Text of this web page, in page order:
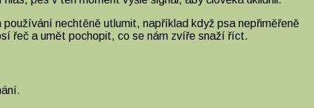
nechtěně utlumit, například když psa nepřiměřeně
řeč a umět pochopit, co se nám zvíře snaží říct.